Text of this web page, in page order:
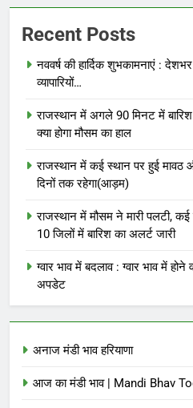
Recent Posts
नववर्ष की हार्दिक शुभकामनाएं :
व्यापारियों…
राजस्थान में अगले 90 मिनट में
क्या होगा मौसम का हाल
राजस्थान में कई स्थान पर हुई
दिनों तक रहेगा(आड़म)
राजस्थान में मौसम ने मारी पलटी,
10 जिलों में बारिश का अलर्ट जारी
ग्वार भाव में बदलाव : ग्वार भाव में
अपडेट
अनाज मंडी भाव हरियाणा
आज का मंडी भाव | Mandi Bhav